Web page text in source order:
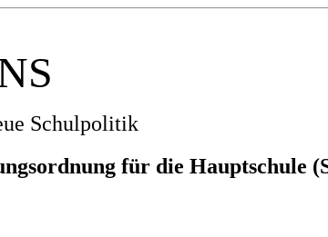
Schulpolitik
für die Hauptschule